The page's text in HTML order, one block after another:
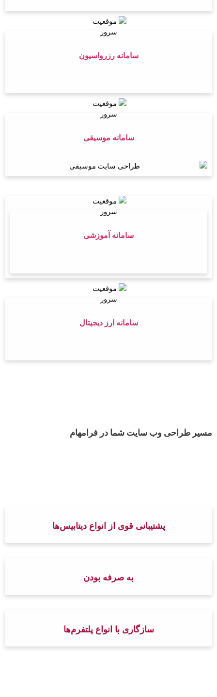
سامانه رزرواسیون
سامانه موسیقی
سامانه آموزشی
سامانه ارز دیجیتال
مسیر طراحی وب سایت شما در فرامهام
پشتیبانی قوی از انواع دیتابیس‌ها
به صرفه بودن
سازگاری با انواع پلتفرم‌ها